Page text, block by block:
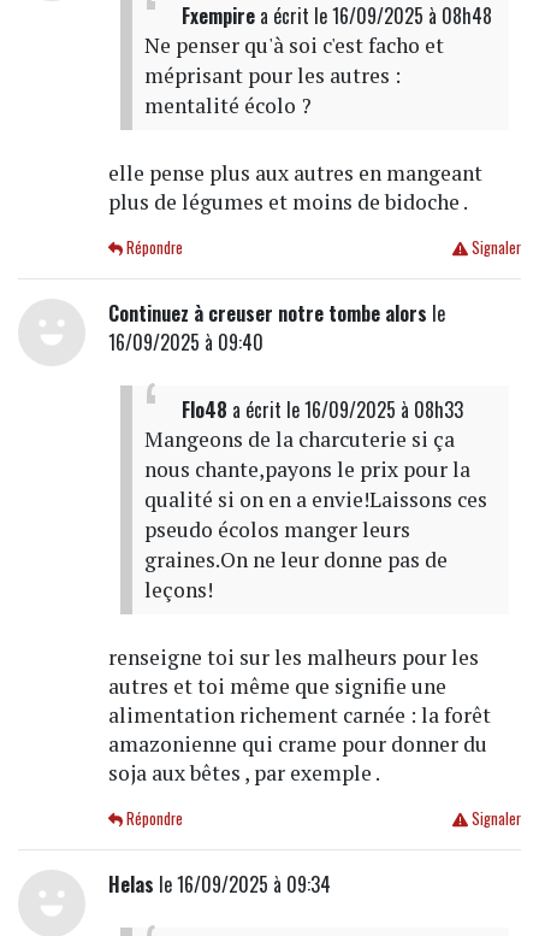
Fxempirea écrit le 16/09/2025 à 08h48
Ne penser qu'à soi c'est facho et
méprisant pour les autres :
mentalité écolo ?
elle pense plus aux autres en mangeant
plus de légumes et moins de bidoche .
Signaler
Répondre
Continuez à creuser notre tombe alors le
16/09/2025 à 09:40
Flo48 a écrit le 16/09/2025 à 08h33
Mangeons de la charcuterie si ça
nous chante,payons le prix pour la
qualité si on en a envie!Laissons ces
pseudo écolos manger leurs
graines.On ne leur donne pas de
leçons!
renseigne toi sur les malheurs pour les
autres et toi même que signifie une
alimentation richement carnée : la forêt
amazonienne qui crame pour donner du
soja aux bêtes , par exemple .
Signaler
Répondre
Helas le 16/09/2025 à 09:34